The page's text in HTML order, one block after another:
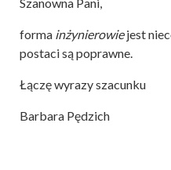
forma inżynierowiejest
postaci są poprawne.
Łączę wyrazy szacunku
Barbara Pędzich